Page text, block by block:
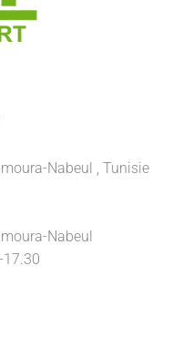
Nabeul , Tunisie
Nabeul
17.30